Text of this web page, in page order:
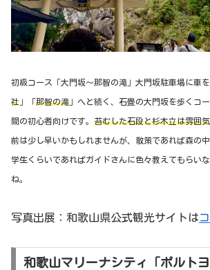
初級コース「大門坂〜那智の滝」大門坂駐車場に車
社 」「那智の滝 」へと続く、石畳の大門坂を歩くコ
間の初心者向けです。 苔むした石段と杉木立は雰囲
前は少し早いかもしれませんが、散策であれば森の
学生くらいであればガイドさんに色々教えてもらい
ね。
写真出展：和歌山県公式観光サイトは
和歌山マリーナシティ「ポルトヨ